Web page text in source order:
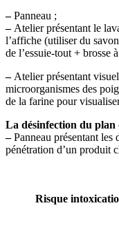
–Panneau ;
–Atelier présentant le
l’affiche (utiliser du
de l’essuie-tout + brosse
–Atelier présentant
microorganismes des
de la farine pour
La désinfection du plan
–Panneau présentant les
pénétration d’un produit
Risque